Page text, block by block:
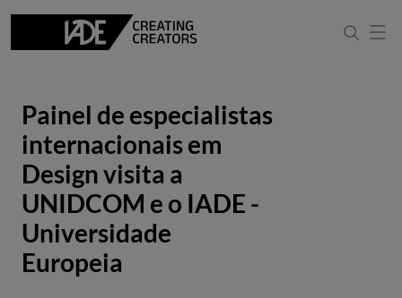
Painel de especialistas
internacionais em
Design visita a
UNIDCOM e o IADE -
Universidade
Europeia